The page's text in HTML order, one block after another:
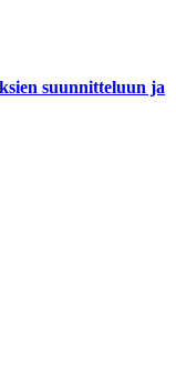
suunnitteluun ja